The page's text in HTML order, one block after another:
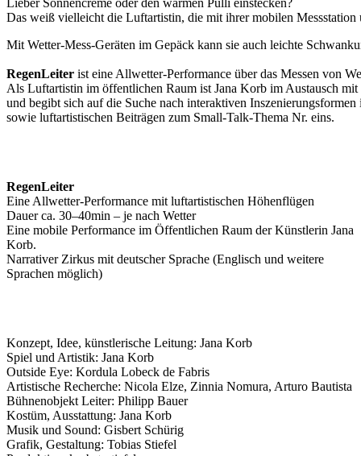
Das weiß vielleicht die Luftartistin, die mit ihrer mobilen Messstation
Mit Wetter-Mess-Geräten im Gepäck kann sie auch leichte
RegenLeiter ist eine Allwetter-Performance über das Messen von
Als Luftartistin im öffentlichen Raum ist Jana Korb im Austausch
und begibt sich auf die Suche nach interaktiven
sowie luftartistischen Beiträgen zum Small-Talk-Thema Nr. eins.
RegenLeiter
Eine Allwetter-Performance mit luftartistischen Höhenflügen
Dauer ca. 30–40min – je nach Wetter
Eine mobile Performance im Öffentlichen Raum der Künstlerin Jana
Korb.
Narrativer Zirkus mit deutscher Sprache (Englisch und weitere
Sprachen möglich)
Konzept, Idee, künstlerische Leitung: Jana Korb
Spiel und Artistik: Jana Korb
Outside Eye: Kordula Lobeck de Fabris
Artistische Recherche: Nicola Elze, Zinnia Nomura, Arturo Bautista
Bühnenobjekt Leiter: Philipp Bauer
Kostüm, Ausstattung: Jana Korb
Musik und Sound: Gisbert Schürig
Grafik, Gestaltung: Tobias Stiefel